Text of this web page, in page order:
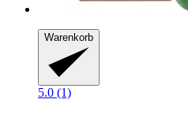
Warenkorb
5.0 (1)